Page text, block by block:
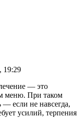
19:29
— это
меню. При таком
— если не навсегда,
усилий, терпения